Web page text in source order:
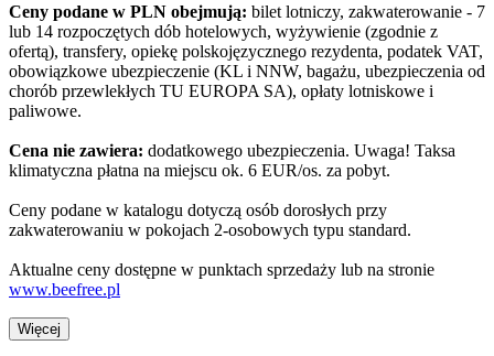
Ceny podane w PLN obejmują: bilet lotniczy, zakwaterowanie - 7
lub 14 rozpoczętych dób hotelowych, wyżywienie (zgodnie z
ofertą), transfery, opiekę polskojęzycznego rezydenta, podatek VAT,
obowiązkowe ubezpieczenie (KL i NNW, bagażu, ubezpieczenia od
chorób przewlekłych TU EUROPA SA), opłaty lotniskowe i
paliwowe.
Cena nie zawiera: dodatkowego ubezpieczenia. Uwaga! Taksa
klimatyczna płatna na miejscu ok. 6 EUR/os. za pobyt.
Ceny podane w katalogu dotyczą osób dorosłych przy
zakwaterowaniu w pokojach 2-osobowych typu standard.
Aktualne ceny dostępne w punktach sprzedaży lub na stronie
www.beefree.pl
Więcej